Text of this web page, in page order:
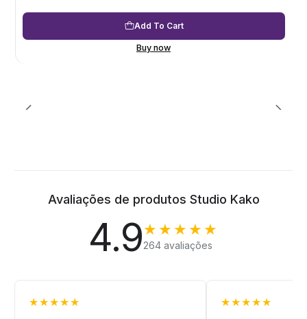
Add To Cart
Buy now
Avaliações de produtos Studio Kako
4.9★★★★★
264 avaliações
★★★★★ ★★★★★